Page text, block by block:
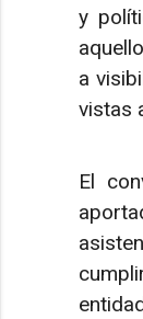
y
a
vistas
El